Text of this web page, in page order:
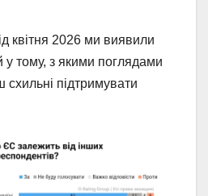
квітня 2026 ми виявили
у тому, з якими поглядами
схильні підтримувати